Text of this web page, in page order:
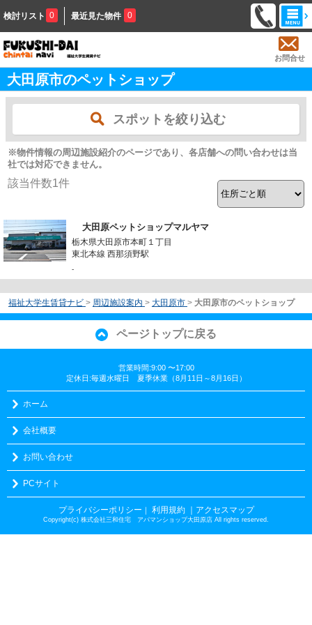
検討リスト 0 最近見た物件 0
お問合せ
大田原市のペットショップ
スポットを絞り込む
※物件情報の周辺施設紹介のページであり、各店舗への問い合わせは当
社では対応できません。
該当件数1件
大田原ペットショップマルヤマ
栃木県大田原市本町１丁目
東北本線 西那須野駅
-
福祉大学生賃貸ナビ > 周辺施設案内 > 大田原市 > 大田原市のペットショップ
ページトップに戻る
営業時間:9:00 〜17:00
定休日:毎週水曜日 夏季休業（8月11日～8月16日）
ホーム
会社概要
お問い合わせ
PCサイト
プライバシーポリシー ｜ 利用規約 ｜アクセスマップ
Copyright(c) 株式会社三和住宅 アパマンショップ大田原店 All rights reserved.